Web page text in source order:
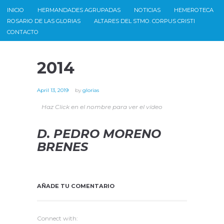
INICIO HERMANDADES AGRUPADAS NOTICIAS
HEMEROTECA
ROSARIO DE LAS GLORIAS
ALTARES DEL STMO. CORPUS CRISTI
CONTACTO
2014
April 13, 2019 by glorias
Haz Click en el nombre para ver el vídeo
D. PEDRO MORENO
BRENES
AÑADE TU COMENTARIO
Connect with: